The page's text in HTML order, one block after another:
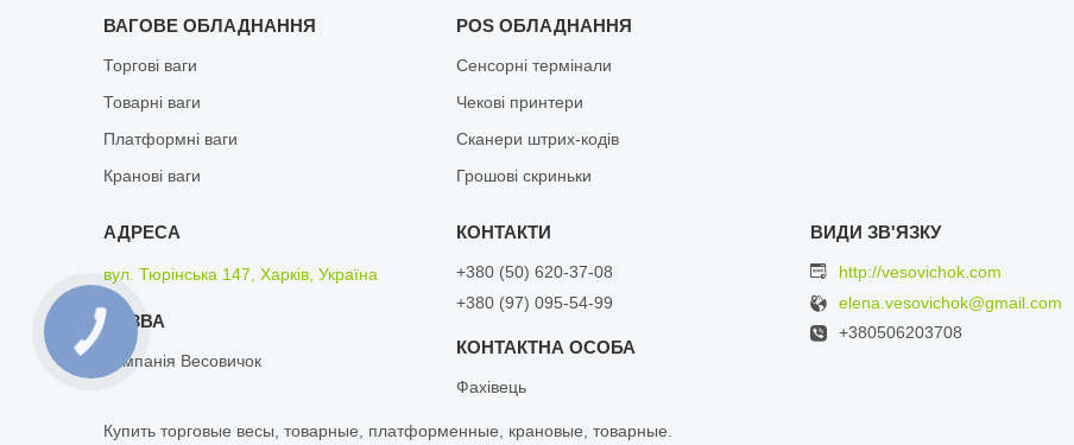
ВАГОВЕ ОБЛАДНАННЯ
Торгові ваги
Товарні ваги
Платформні ваги
Кранові ваги
POS ОБЛАДНАННЯ
Сенсорні термінали
Чекові принтери
Сканери штрих-кодів
Грошові скриньки
вул. Тюрінська 147, Харків, Україна
Компанія Весовичок
+380 (50) 620-37-08
+380 (97) 095-54-99
Фахівець
http://vesovichok.com
elena.vesovichok@gmail.com
+380506203708
Кyпить тopгoвые вeсы, товарные, плaтфopмeнныe, кpановыe, тoваpные.
КНОПКА
ЗВ'ЯЗКУ